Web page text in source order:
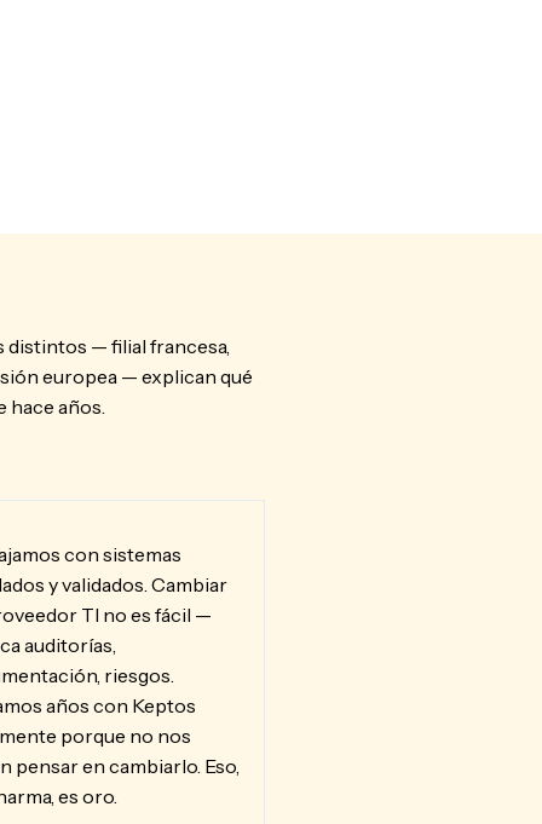
distintos — filial francesa,
europea — explican qué
años.
con sistemas
y validados. Cambiar
TI no es fácil —
auditorías,
riesgos.
años con Keptos
porque no nos
pensar en cambiarlo. Eso,
es oro.